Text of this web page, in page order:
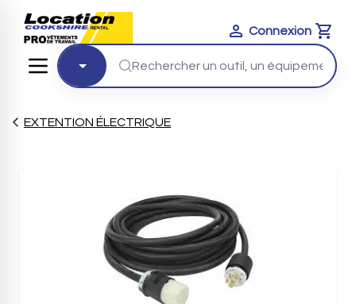
Connexion
Cart
EXTENTION ÉLECTRIQUE